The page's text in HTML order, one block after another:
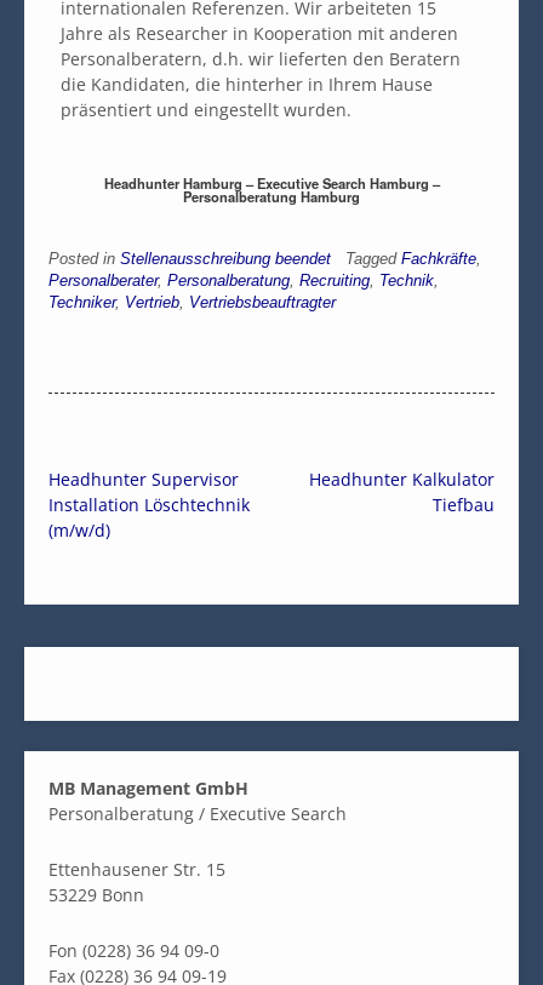
internationalen Referenzen. Wir arbeiteten 15
Jahre als Researcher in Kooperation mit anderen
Personalberatern, d.h. wir lieferten den Beratern
die Kandidaten, die hinterher in Ihrem Hause
präsentiert und eingestellt wurden.
Headhunter Hamburg – Executive Search Hamburg –
Personalberatung Hamburg
Posted in Stellenausschreibung beendet Tagged Fachkräfte,
Personalberater, Personalberatung, Recruiting, Technik,
Techniker, Vertrieb, Vertriebsbeauftragter
Headhunter Supervisor
Installation Löschtechnik
(m/w/d)
Headhunter Kalkulator
Tiefbau
MB Management GmbH
Personalberatung / Executive Search
Ettenhausener Str. 15
53229 Bonn
Fon (0228) 36 94 09-0
Fax (0228) 36 94 09-19